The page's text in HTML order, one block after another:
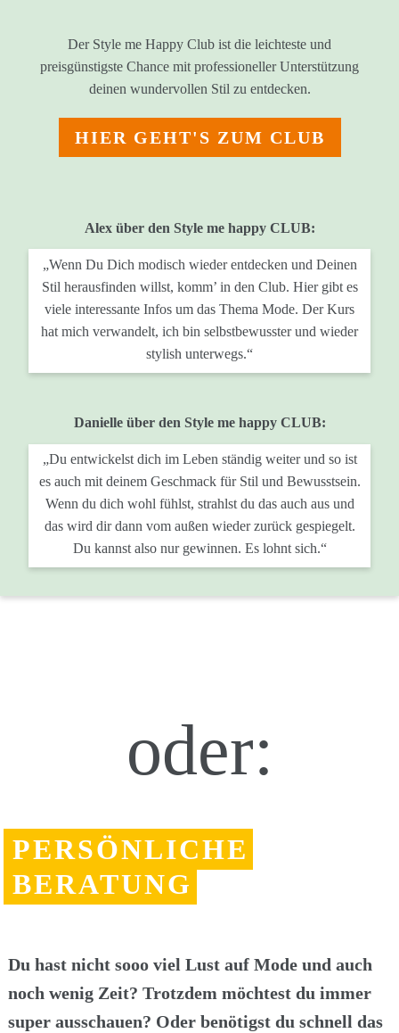
Der Style me Happy Club ist die leichteste und
preisgünstigste Chance mit professioneller Unterstützung
deinen wundervollen Stil zu entdecken.
HIER GEHT'S ZUM CLUB
Alex über den Style me happy CLUB:
„Wenn Du Dich modisch wieder entdecken und Deinen
Stil herausfinden willst, komm’ in den Club. Hier gibt es
viele interessante Infos um das Thema Mode. Der Kurs
hat mich verwandelt, ich bin selbstbewusster und wieder
stylish unterwegs.“
Danielle über den Style me happy CLUB:
„Du entwickelst dich im Leben ständig weiter und so ist
es auch mit deinem Geschmack für Stil und Bewusstsein.
Wenn du dich wohl fühlst, strahlst du das auch aus und
das wird dir dann vom außen wieder zurück gespiegelt.
Du kannst also nur gewinnen. Es lohnt sich.“
oder:
PERSÖNLICHE
BERATUNG
Du hast nicht sooo viel Lust auf Mode und auch
noch wenig Zeit? Trotzdem möchtest du immer
super ausschauen? Oder benötigst du schnell das